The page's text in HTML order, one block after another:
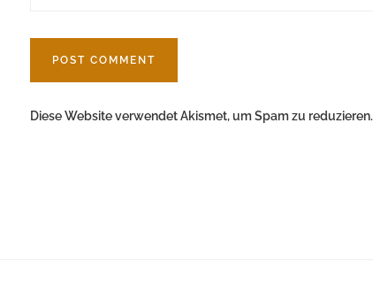
Diese Website verwendet Akismet, um Spam zu reduzieren.